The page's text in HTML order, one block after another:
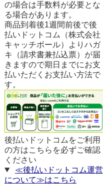
の場合は手数料が必要とな
る場合があります。
商品到着後1週間前後で後
払いドットコム（株式会社
キャッチボール）よりハガ
キ（請求書兼払込票）が届
きますので期日までにお支
払いただくお支払い方法で
す。
後払いドットコムをご利用
の方はこちらを必ずご確認
ください
≪後払いドットコム運営
について≫はこちら